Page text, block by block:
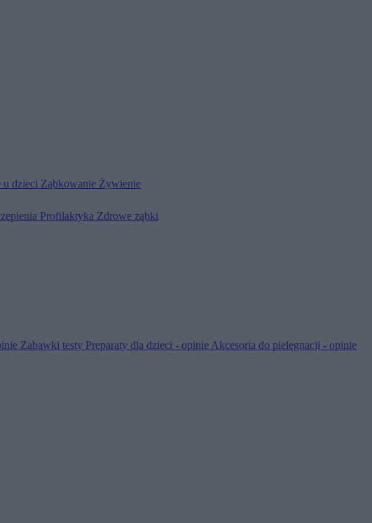
u dzieci Ząbkowanie Żywienie
Profilaktyka Zdrowe ząbki
Zabawki testy Preparaty dla dzieci - opinie Akcesoria do pielęgnacji - opinie